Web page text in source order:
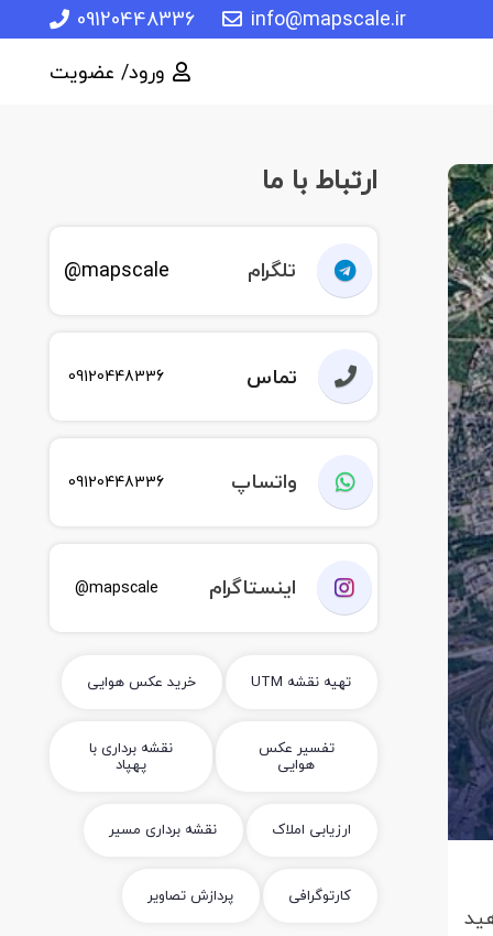
info@mapscale.ir
09120448336
ورود/ عضویت
ارتباط با ما
تلگرام mapscale@
تماس 09120448336
واتساپ 09120448336
اینستاگرام mapscale@
تهیه نقشه UTM خرید عکس هوایی
تفسیر عکس
هوایی
نقشه برداری با
پهپاد
ارزیابی املاک نقشه برداری مسیر
کارتوگرافی پردازش تصاویر